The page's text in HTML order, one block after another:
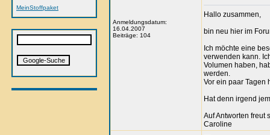
MeinStoffpaket
Anmeldungsdatum:
16.04.2007
Beiträge: 104
Hallo zusammen,
bin neu hier im
Ich möchte eine
verwenden kann.
Volumen haben,
werden.
Vor ein paar Tagen
Hat denn irgend
Auf Antworten freut
Caroline